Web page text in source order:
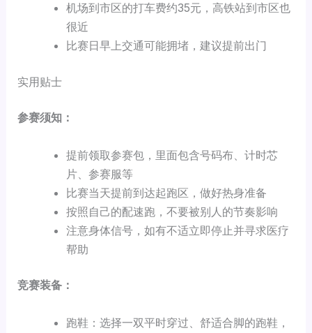
机场到市区的打车费约35元，高铁站到市区也
很近
比赛日早上交通可能拥堵，建议提前出门
实用贴士
参赛须知：
提前领取参赛包，里面包含号码布、计时芯
片、参赛服等
比赛当天提前到达起跑区，做好热身准备
按照自己的配速跑，不要被别人的节奏影响
注意身体信号，如有不适立即停止并寻求医疗
帮助
竞赛装备：
跑鞋：选择一双平时穿过、舒适合脚的跑鞋，